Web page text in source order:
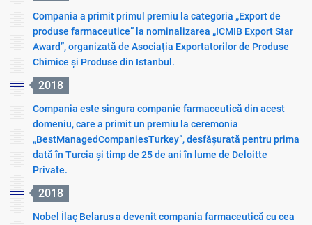
Compania a primit primul premiu la categoria „Export de
produse farmaceutice” la nominalizarea „ICMIB Export Star
Award”, organizată de Asociația Exportatorilor de Produse
Chimice și Produse din Istanbul.
2018
Compania este singura companie farmaceutică din acest
domeniu, care a primit un premiu la ceremonia
„BestManagedCompaniesTurkey”, desfășurată pentru prima
dată în Turcia și timp de 25 de ani în lume de Deloitte
Private.
2018
Nobel İlaç Belarus a devenit compania farmaceutică cu cea